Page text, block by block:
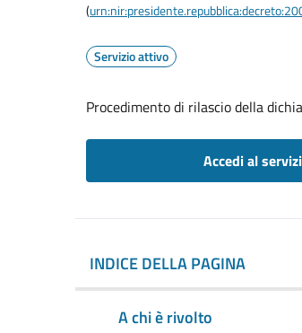
(
Servizio attivo
Procedimento di rilascio della
Accedi al
INDICE DELLA PAGINA
A chi è rivolto